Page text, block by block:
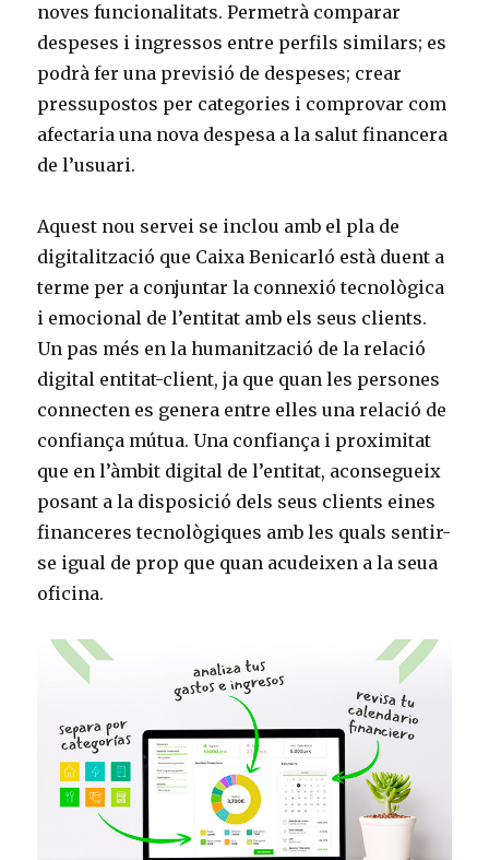
noves funcionalitats. Permetrà comparar
despeses i ingressos entre perfils similars; es
podrà fer una previsió de despeses; crear
pressupostos per categories i comprovar com
afectaria una nova despesa a la salut financera
de l’usuari.
Aquest nou servei se inclou amb el pla de
digitalització que Caixa Benicarló està duent a
terme per a conjuntar la connexió tecnològica
i emocional de l’entitat amb els seus clients.
Un pas més en la humanització de la relació
digital entitat-client, ja que quan les persones
connecten es genera entre elles una relació de
confiança mútua. Una confiança i proximitat
que en l’àmbit digital de l’entitat, aconsegueix
posant a la disposició dels seus clients eines
financeres tecnològiques amb les quals sentir-
se igual de prop que quan acudeixen a la seua
oficina.